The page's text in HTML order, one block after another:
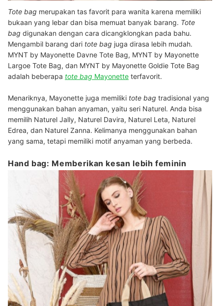
Tote bag merupakan tas favorit para wanita karena memiliki
bukaan yang lebar dan bisa memuat banyak barang. Tote
bag digunakan dengan cara dicangklongkan pada bahu.
Mengambil barang dari tote bag juga dirasa lebih mudah.
MYNT by Mayonette Davne Tote Bag, MYNT by Mayonette
Largoe Tote Bag, dan MYNT by Mayonette Goldie Tote Bag
adalah beberapa tote bag Mayonette terfavorit.
Menariknya, Mayonette juga memiliki tote bag tradisional yang
menggunakan bahan anyaman, yaitu seri Naturel. Anda bisa
memilih Naturel Jally, Naturel Davira, Naturel Leta, Naturel
Edrea, dan Naturel Zanna. Kelimanya menggunakan bahan
yang sama, tetapi memiliki motif anyaman yang berbeda.
Hand bag: Memberikan kesan lebih feminin